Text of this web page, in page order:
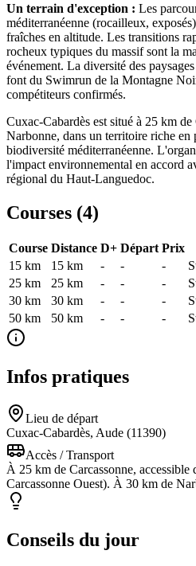
Un terrain d'exception : Les
méditerranéenne (rocailleux,
fraîches en altitude. Les transitions
rocheux typiques du massif sont la
événement. La diversité des
font du Swimrun de la Montagne
compétiteurs confirmés.
Cuxac-Cabardès est situé à 25 km
Narbonne, dans un territoire riche en
biodiversité méditerranéenne.
l'impact environnemental en accord
régional du Haut-Languedoc.
Courses (4)
Course Distance D+ Départ Prix
15 km
15 km - - -
25 km
25 km - - -
30 km
30 km - - -
50 km
50 km - - -
Infos pratiques
Lieu de départ
Cuxac-Cabardès, Aude (11390)
Accès / Transport
À 25 km de Carcassonne,
Carcassonne Ouest). À 30 km de
Conseils du jour